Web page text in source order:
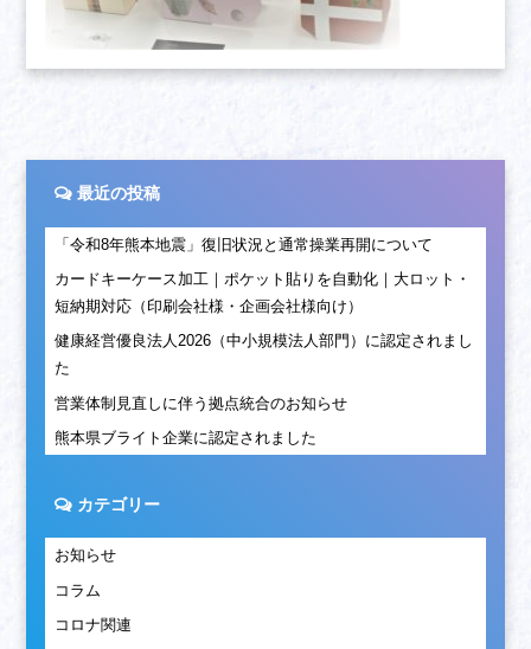
最近の投稿
「令和8年熊本地震」復旧状況と通常操業再開について
カードキーケース加工｜ポケット貼りを自動化｜大ロット・
短納期対応（印刷会社様・企画会社様向け）
健康経営優良法人2026（中小規模法人部門）に認定されまし
た
営業体制見直しに伴う拠点統合のお知らせ
熊本県ブライト企業に認定されました
カテゴリー
お知らせ
コラム
コロナ関連